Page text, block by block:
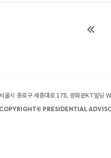
울시 종로구 세종대로 178, 광화문KT빌딩
COPYRIGHT© PRESIDENTIAL